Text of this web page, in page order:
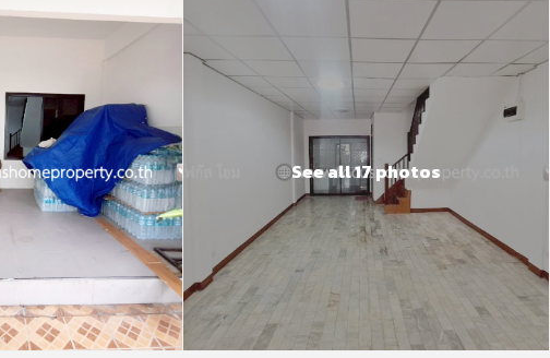
See all 17 photos